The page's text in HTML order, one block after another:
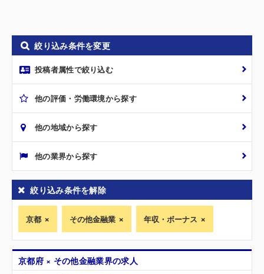
絞り込み条件を変更
投稿者属性で絞り込む
他の評価・労働環境から探す
他の地域から探す
他の業界から探す
絞り込み条件を解除
京都 その他金融業 年収・ボーナス
京都府 × その他金融業界の求人